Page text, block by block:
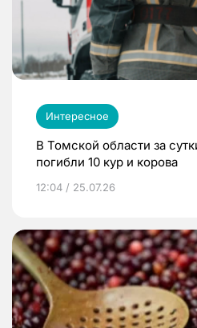
Интересное
В Томской области за
погибли 10 кур и корова
12:04 / 25.07.26